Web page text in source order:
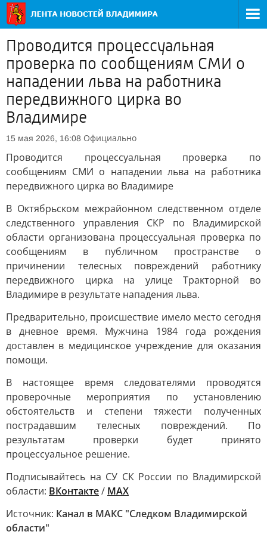
Проводится процессуальная
проверка по сообщениям СМИ о
нападении льва на работника
передвижного цирка во
Владимире
15 мая 2026, 16:08 Официально
Проводится процессуальная проверка по
сообщениям СМИ о нападении льва на работника
передвижного цирка во Владимире
В Октябрьском межрайонном следственном отделе
следственного управления СКР по Владимирской
области организована процессуальная проверка по
сообщениям в публичном пространстве о
причинении телесных повреждений работнику
передвижного цирка на улице Тракторной во
Владимире в результате нападения льва.
Предварительно, происшествие имело место сегодня
в дневное время. Мужчина 1984 года рождения
доставлен в медицинское учреждение для оказания
помощи.
В настоящее время следователями проводятся
проверочные мероприятия по установлению
обстоятельств и степени тяжести полученных
пострадавшим телесных повреждений. По
результатам проверки будет принято
процессуальное решение.
Подписывайтесь на СУ СК России по Владимирской
области: ВКонтакте/ MAX
Источник: Канал в МАКС "Следком Владимирской
области"